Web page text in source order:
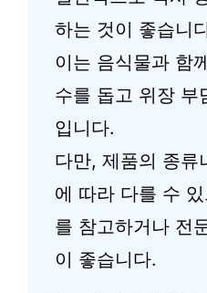
하는 것이 좋습니
이는 음식물과 함
수를 돕고 위장 부
입니다.
다만, 제품의 종류
에 따라 다를 수
를 참고하거나 전
이 좋습니다.